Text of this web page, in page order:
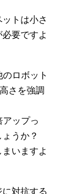
トは小さ
要ですよ
ロボット
さを強調
ップっ
うか？
いますよ
対抗する